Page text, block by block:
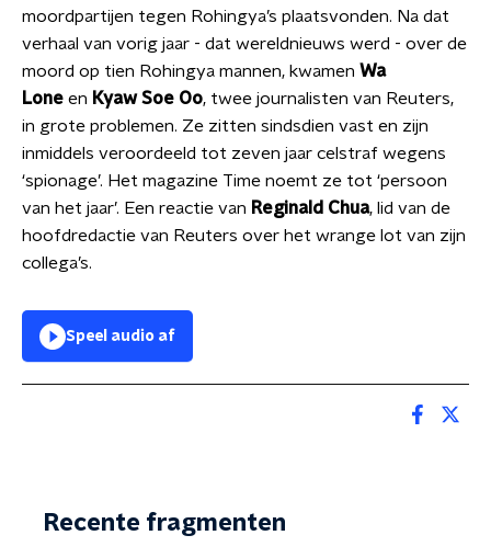
moordpartijen tegen Rohingya’s plaatsvonden. Na dat
verhaal van vorig jaar - dat wereldnieuws werd - over de
moord op tien Rohingya mannen, kwamen Wa
Lone en Kyaw Soe Oo, twee journalisten van Reuters,
in grote problemen. Ze zitten sindsdien vast en zijn
inmiddels veroordeeld tot zeven jaar celstraf wegens
‘spionage’. Het magazine Time noemt ze tot ‘persoon
van het jaar’. Een reactie van Reginald Chua, lid van de
hoofdredactie van Reuters over het wrange lot van zijn
collega’s.
Speel audio af
Recente fragmenten